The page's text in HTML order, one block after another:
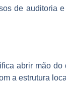
de auditoria
abrir mão do
a estrutura